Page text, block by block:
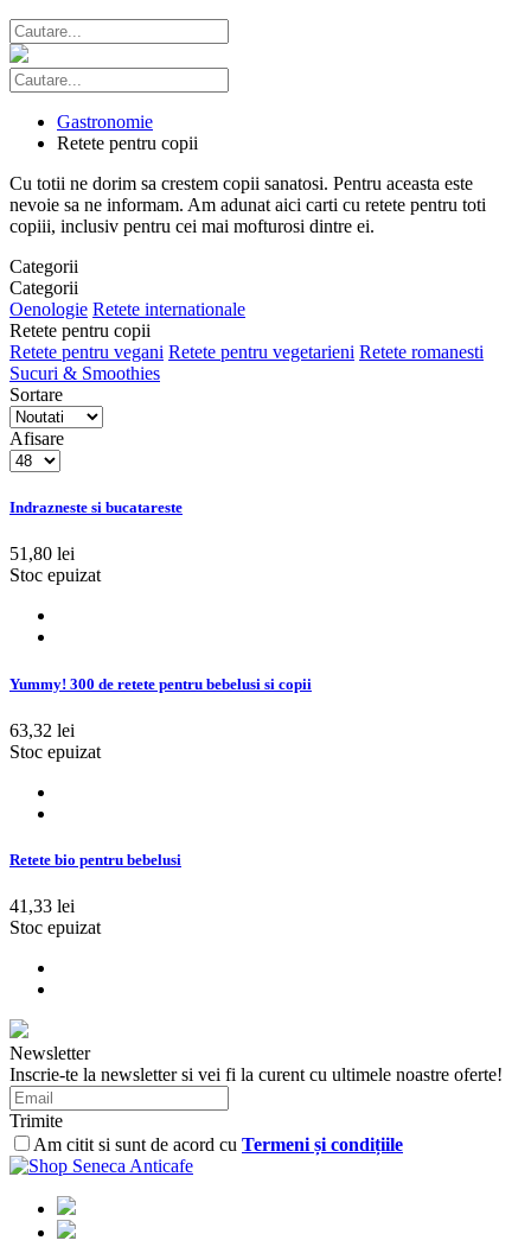
Gastronomie
Retete pentru copii
Cu totii ne dorim sa crestem copii sanatosi. Pentru aceasta este
nevoie sa ne informam. Am adunat aici carti cu retete pentru toti
copiii, inclusiv pentru cei mai mofturosi dintre ei.
Categorii
Categorii
Oenologie Retete internationale
Retete pentru copii
Retete pentru vegani Retete pentru vegetarieni Retete romanesti
Sucuri & Smoothies
Sortare
Afisare
Indrazneste si bucatareste
51,80 lei
Stoc epuizat
Yummy! 300 de retete pentru bebelusi si copii
63,32 lei
Stoc epuizat
Retete bio pentru bebelusi
41,33 lei
Stoc epuizat
Newsletter
Inscrie-te la newsletter si vei fi la curent cu ultimele noastre oferte!
Trimite
Am citit si sunt de acord cu Termeni și condițiile